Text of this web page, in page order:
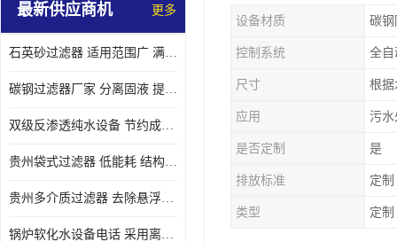
最新供应商机 更多
石英砂过滤器 适用范围广 满足不同的需求
碳钢过滤器厂家 分离固液 提高过滤效率
双级反渗透纯水设备 节约成本 提供高纯度水
贵州袋式过滤器 低能耗 结构简单
贵州多介质过滤器 去除悬浮物 防止水垢和堵塞
锅炉软化水设备电话 采用离子交换技术 减少维修和更换的成本
设备材质 碳钢
控制系统 全自
尺寸 根据
应用 污水
是否定制 是
排放标准 定制
类型 定制